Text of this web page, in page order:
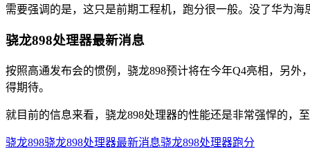
需要强调的是，这只是前期工程机，跑分很一般。没了华为
骁龙898处理器最新消息
按照高通发布会的惯例，骁龙898预计将在今年Q4亮相，另
得期待。
就目前的信息来看，骁龙898处理器的性能还是非常强悍的，
骁龙898骁龙898处理器最新消息骁龙898处理器跑分